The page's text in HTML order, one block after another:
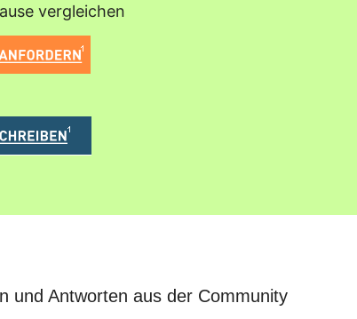
vergleichen
und Antworten aus der Community